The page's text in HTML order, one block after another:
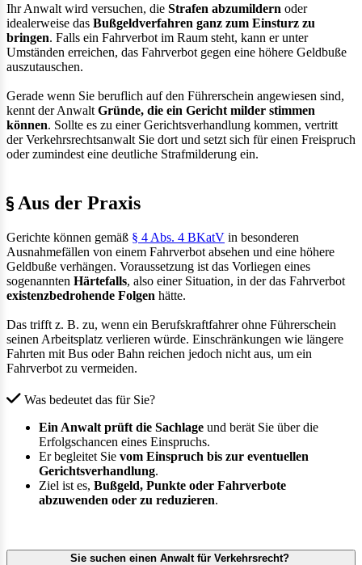
Ihr Anwalt wird versuchen, die Strafen abzumildern oder
idealerweise das Bußgeldverfahren ganz zum Einsturz zu
bringen. Falls ein Fahrverbot im Raum steht, kann er unter
Umständen erreichen, das Fahrverbot gegen eine höhere Geldbuße
auszutauschen.
Gerade wenn Sie beruflich auf den Führerschein angewiesen sind,
kennt der Anwalt Gründe, die ein Gericht milder stimmen
können. Sollte es zu einer Gerichtsverhandlung kommen, vertritt
der Verkehrsrechtsanwalt Sie dort und setzt sich für einen Freispruch
oder zumindest eine deutliche Strafmilderung ein.
Aus der Praxis
Gerichte können gemäß § 4 Abs. 4 BKatV in besonderen
Ausnahmefällen von einem Fahrverbot absehen und eine höhere
Geldbuße verhängen. Voraussetzung ist das Vorliegen eines
sogenannten Härtefalls, also einer Situation, in der das Fahrverbot
existenzbedrohende Folgen hätte.
Das trifft z. B. zu, wenn ein Berufskraftfahrer ohne Führerschein
seinen Arbeitsplatz verlieren würde. Einschränkungen wie längere
Fahrten mit Bus oder Bahn reichen jedoch nicht aus, um ein
Fahrverbot zu vermeiden.
Was bedeutet das für Sie?
Ein Anwalt prüft die Sachlage und berät Sie über die
Erfolgschancen eines Einspruchs.
Er begleitet Sie vom Einspruch bis zur eventuellen
Gerichtsverhandlung.
Ziel ist es, Bußgeld, Punkte oder Fahrverbote
abzuwenden oder zu reduzieren.
Sie suchen einen Anwalt für Verkehrsrecht?